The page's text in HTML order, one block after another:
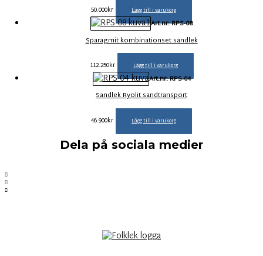
50.000kr Lägg till i varukorg
Art.nr: RPS-08
Sparagmit kombinationset sandlek
112.250kr Lägg till i varukorg
Art.nr: RPS-04
Sandlek Ryolit sandtransport
46.900kr Lägg till i varukorg
Dela på sociala medier